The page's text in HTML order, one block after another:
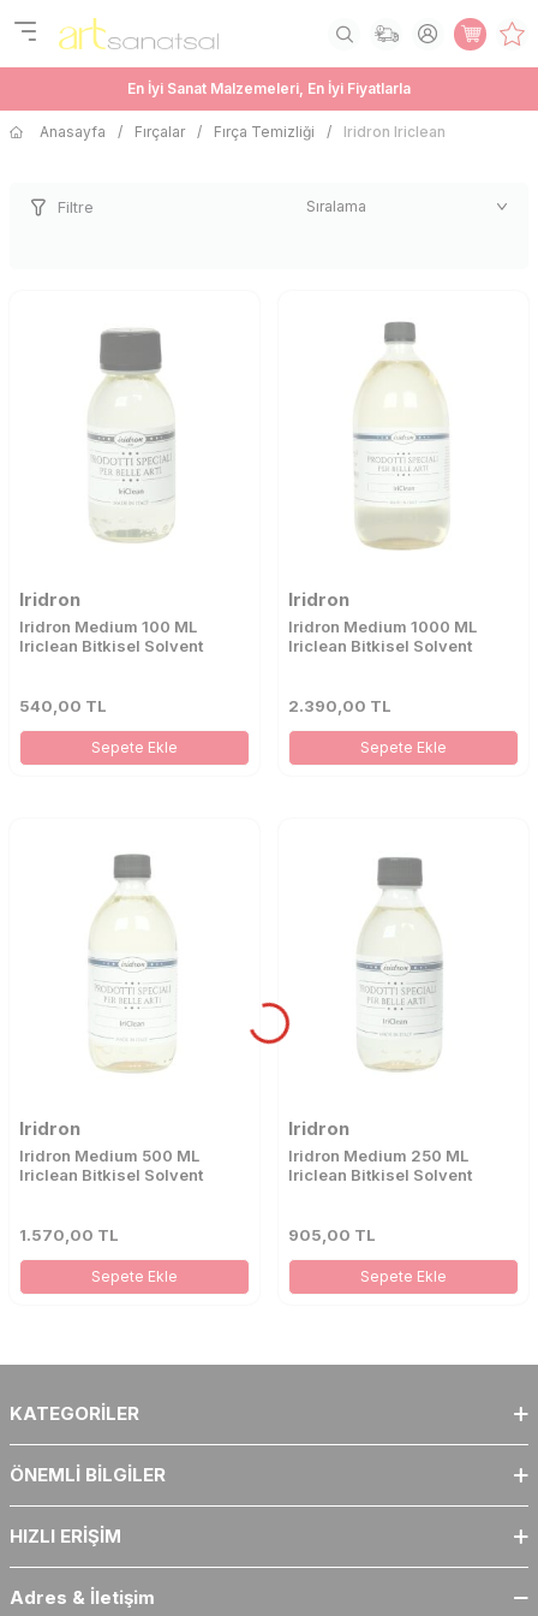
En İyi Sanat Malzemeleri, En İyi Fiyatlarla
Anasayfa / Fırçalar / Fırça Temizliği / Iridron Iriclean
Filtre
Iridron
Iridron Medium 100 ML
Iriclean Bitkisel Solvent
540,00 TL
Sepete Ekle
Iridron
Iridron Medium 1000 ML
Iriclean Bitkisel Solvent
2.390,00 TL
Sepete Ekle
Iridron
Iridron Medium 500 ML
Iriclean Bitkisel Solvent
1.570,00 TL
Sepete Ekle
Iridron
Iridron Medium 250 ML
Iriclean Bitkisel Solvent
905,00 TL
Sepete Ekle
KATEGORILER
ÖNEMLI BILGILER
HIZLI ERIŞIM
Adres & İletişim